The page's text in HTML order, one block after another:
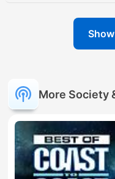
More Society